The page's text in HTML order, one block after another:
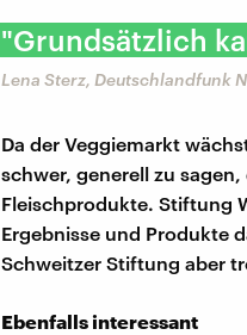
"Grundsätzlich
Lena Sterz, Deutschlandfunk
Da der Veggiemarkt
schwer, generell zu
Fleischprodukte. Stiftung
Ergebnisse und Produkte
Schweitzer Stiftung aber
Ebenfalls interessant